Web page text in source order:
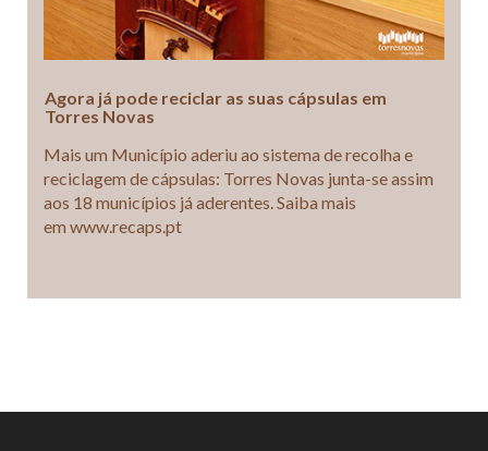
Agora já pode reciclar as suas cápsulas em
Torres Novas
Mais um Município aderiu ao sistema de recolha e
reciclagem de cápsulas: Torres Novas junta-se assim
aos 18 municípios já aderentes. Saiba mais
em www.recaps.pt